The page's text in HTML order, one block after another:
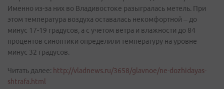
Именно из-за них во Владивостоке разыгралась метель. При
этом температура воздуха оставалась некомфортной – до
минус 17-19 градусов, а с учетом ветра и влажности до 84
процентов синоптики определили температуру на уровне
минус 32 градусов.
Читать далее: http://vladnews.ru/3658/glavnoe/ne-dozhidayas-
shtrafa.html